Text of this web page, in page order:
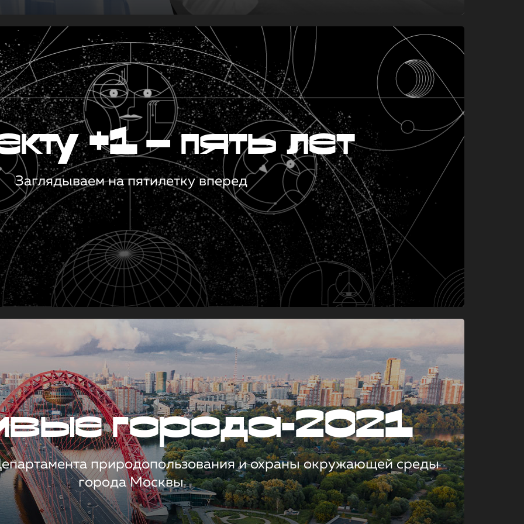
+1 — пять лет
Заглядываем на пятилетку вперед
города-2021
природопользования и охраны окружающей среды
города Москвы